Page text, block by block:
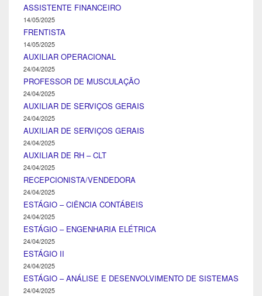
ASSISTENTE FINANCEIRO
14/05/2025
FRENTISTA
14/05/2025
AUXILIAR OPERACIONAL
24/04/2025
PROFESSOR DE MUSCULAÇÃO
24/04/2025
AUXILIAR DE SERVIÇOS GERAIS
24/04/2025
AUXILIAR DE SERVIÇOS GERAIS
24/04/2025
AUXILIAR DE RH – CLT
24/04/2025
RECEPCIONISTA/VENDEDORA
24/04/2025
ESTÁGIO – CIÊNCIA CONTÁBEIS
24/04/2025
ESTÁGIO – ENGENHARIA ELÉTRICA
24/04/2025
ESTÁGIO II
24/04/2025
ESTÁGIO – ANÁLISE E DESENVOLVIMENTO DE SISTEMAS
24/04/2025